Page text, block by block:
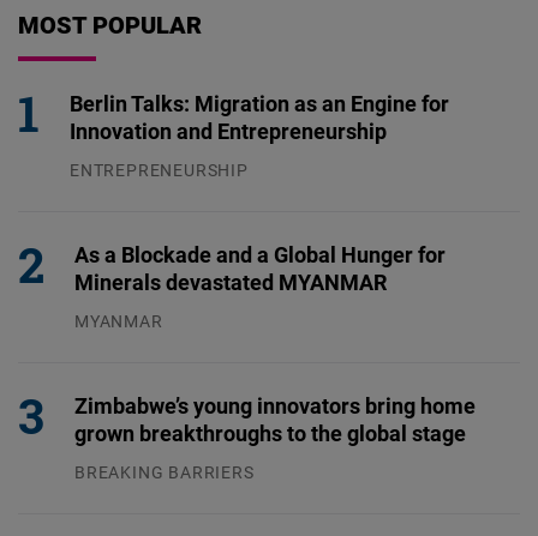
MOST POPULAR
Berlin Talks: Migration as an Engine for
Innovation and Entrepreneurship
ENTREPRENEURSHIP
As a Blockade and a Global Hunger for
Minerals devastated MYANMAR
MYANMAR
Zimbabwe’s young innovators bring home
grown breakthroughs to the global stage
BREAKING BARRIERS